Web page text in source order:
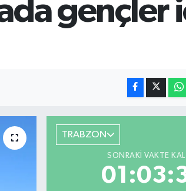
gençler
TRABZON
SONRAKI VAKTE